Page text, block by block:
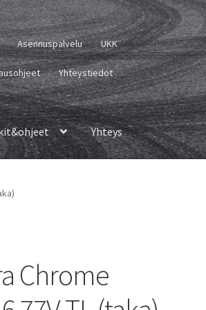
Asennuspalvelu UKK
Yhteystiedot
Yhteys
Chrome